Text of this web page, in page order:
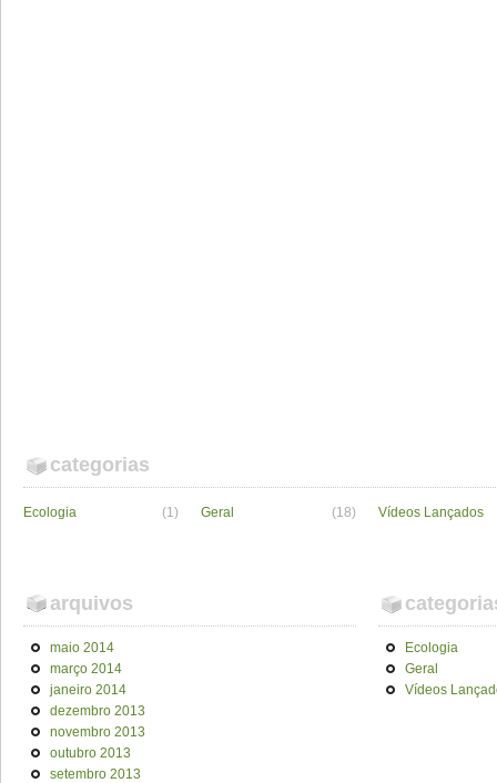
categorias
Ecologia (1) Geral (18) Vídeos Lançados
arquivos
maio 2014
março 2014
janeiro 2014
dezembro 2013
novembro 2013
outubro 2013
setembro 2013
Ecologia
Geral
Vídeos